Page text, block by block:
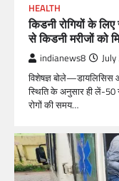
HEALTH
किडनी रोगियों के
से किडनी मरीजों को
indianews8
विशेषज्ञ बोले—डायलिसिस
स्थिति के अनुसार ही लें-50
रोगों की समय…